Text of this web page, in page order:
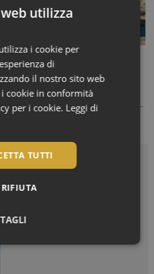
in estate: la beauty
farmacia
cosmetici più leggeri e...
modulabile per viso e
utilizza
i cookie per
di
il nostro sito web
cookie in conformità
per i cookie. Leggi di
TUTTI
RIFIUTA